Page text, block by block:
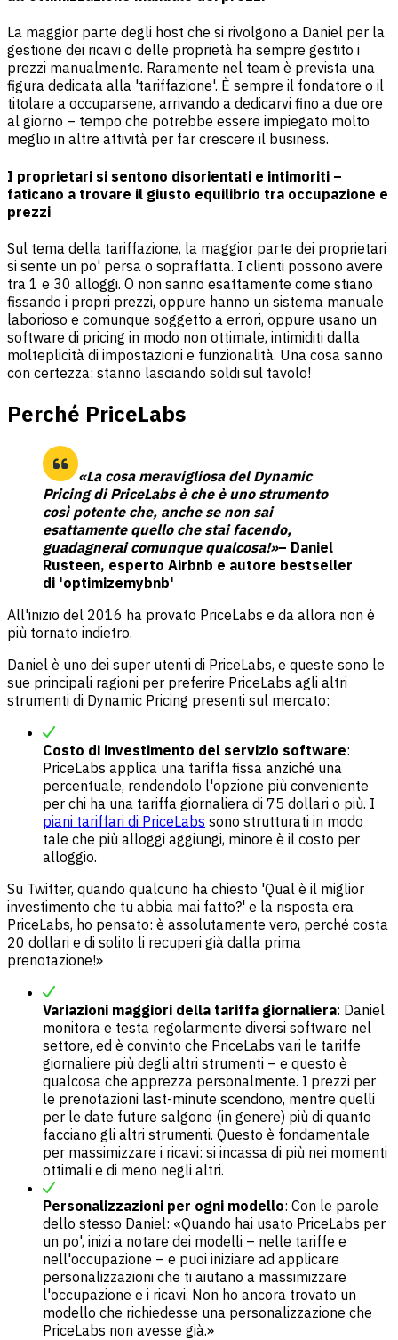
La maggior parte degli host che si rivolgono a Daniel per la
gestione dei ricavi o delle proprietà ha sempre gestito i
prezzi manualmente. Raramente nel team è prevista una
figura dedicata alla 'tariffazione'. È sempre il fondatore o il
titolare a occuparsene, arrivando a dedicarvi fino a due ore
al giorno – tempo che potrebbe essere impiegato molto
meglio in altre attività per far crescere il business.
I proprietari si sentono disorientati e intimoriti –
faticano a trovare il giusto equilibrio tra occupazione e
prezzi
Sul tema della tariffazione, la maggior parte dei proprietari
si sente un po' persa o sopraffatta. I clienti possono avere
tra 1 e 30 alloggi. O non sanno esattamente come stiano
fissando i propri prezzi, oppure hanno un sistema manuale
laborioso e comunque soggetto a errori, oppure usano un
software di pricing in modo non ottimale, intimiditi dalla
molteplicità di impostazioni e funzionalità. Una cosa sanno
con certezza: stanno lasciando soldi sul tavolo!
Perché PriceLabs
«La cosa meravigliosa del Dynamic
Pricing di PriceLabs è che è uno strumento
così potente che, anche se non sai
esattamente quello che stai facendo,
guadagnerai comunque qualcosa!»– Daniel
Rusteen, esperto Airbnb e autore bestseller
di 'optimizemybnb'
All'inizio del 2016 ha provato PriceLabs e da allora non è
più tornato indietro.
Daniel è uno dei super utenti di PriceLabs, e queste sono le
sue principali ragioni per preferire PriceLabs agli altri
strumenti di Dynamic Pricing presenti sul mercato:
Costo di investimento del servizio software:
PriceLabs applica una tariffa fissa anziché una
percentuale, rendendolo l'opzione più conveniente
per chi ha una tariffa giornaliera di 75 dollari o più. I
piani tariffari di PriceLabs sono strutturati in modo
tale che più alloggi aggiungi, minore è il costo per
alloggio.
Su Twitter, quando qualcuno ha chiesto 'Qual è il miglior
investimento che tu abbia mai fatto?' e la risposta era
PriceLabs, ho pensato: è assolutamente vero, perché costa
20 dollari e di solito li recuperi già dalla prima
prenotazione!»
Variazioni maggiori della tariffa giornaliera: Daniel
monitora e testa regolarmente diversi software nel
settore, ed è convinto che PriceLabs vari le tariffe
giornaliere più degli altri strumenti – e questo è
qualcosa che apprezza personalmente. I prezzi per
le prenotazioni last-minute scendono, mentre quelli
per le date future salgono (in genere) più di quanto
facciano gli altri strumenti. Questo è fondamentale
per massimizzare i ricavi: si incassa di più nei momenti
ottimali e di meno negli altri.
Personalizzazioni per ogni modello: Con le parole
dello stesso Daniel: «Quando hai usato PriceLabs per
un po', inizi a notare dei modelli – nelle tariffe e
nell'occupazione – e puoi iniziare ad applicare
personalizzazioni che ti aiutano a massimizzare
l'occupazione e i ricavi. Non ho ancora trovato un
modello che richiedesse una personalizzazione che
PriceLabs non avesse già.»